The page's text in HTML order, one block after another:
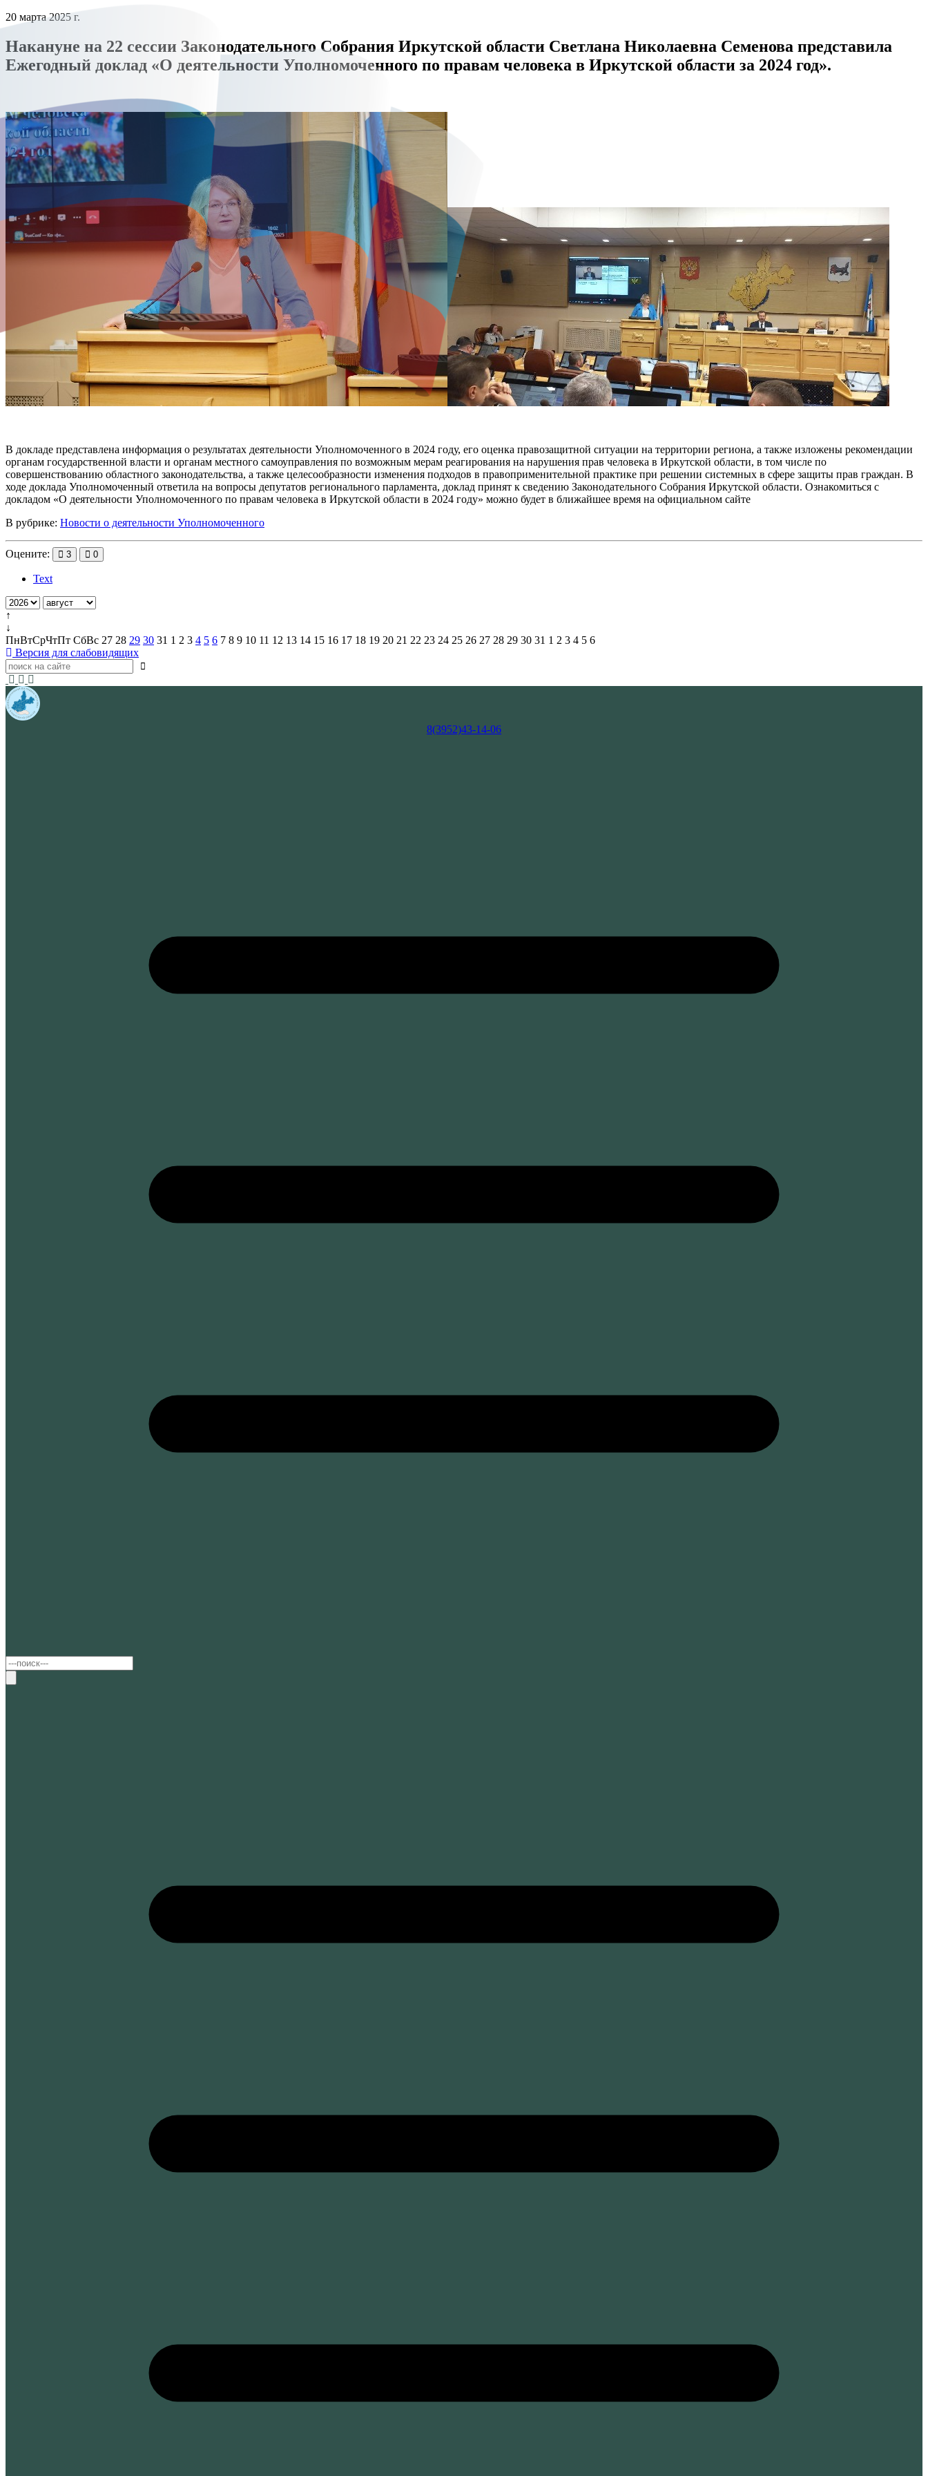
20 марта 2025 г.
Накануне на 22 сессии Законодательного Собрания Иркутской области Светлана Николаевна Семенова представила
Ежегодный доклад «О деятельности Уполномоченного по правам человека в Иркутской области за 2024 год».
В докладе представлена информация о результатах деятельности Уполномоченного в 2024 году, его оценка правозащитной ситуации на территории региона, а также изложены рекомендации
органам государственной власти и органам местного самоуправления по возможным мерам реагирования на нарушения прав человека в Иркутской области, в том числе по
совершенствованию областного законодательства, а также целесообразности изменения подходов в правоприменительной практике при решении системных в сфере защиты прав граждан. В
ходе доклада Уполномоченный ответила на вопросы депутатов регионального парламента, доклад принят к сведению Законодательного Собрания Иркутской области. Ознакомиться с
докладом «О деятельности Уполномоченного по правам человека в Иркутской области в 2024 году» можно будет в ближайшее время на официальном сайте
В рубрике: Новости о деятельности Уполномоченного
Оцените: 3 0
Text
↑
↓
ПнВтСрЧтПт СбВс 27 28 29 30 31 1 2 3 4 5 6 7 8 9 10 11 12 13 14 15 16 17 18 19 20 21 22 23 24 25 26 27 28 29 30 31 1 2 3 4 5 6
Версия для слабовидящих
8(3952)43-14-06